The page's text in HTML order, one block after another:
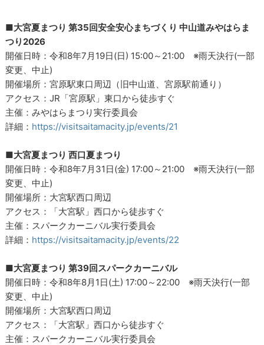
■大宮夏まつり 第35回安全安心まちづくり 中山道みやはらま
つり2026
開催日時：令和8年7月19日(日) 15:00～21:00 ※雨天決行(一部
変更、中止)
開催場所：宮原駅東口周辺（旧中山道、宮原駅前通り）
アクセス：JR「宮原駅」東口から徒歩すぐ
主催：みやはらまつり実行委員会
詳細： https://visitsaitamacity.jp/events/21
■大宮夏まつり 西口夏まつり
開催日時：令和8年7月31日(金) 17:00～21:00 ※雨天決行(一部
変更、中止)
開催場所：大宮駅西口周辺
アクセス：「大宮駅」西口から徒歩すぐ
主催：スパークカーニバル実行委員会
詳細： https://visitsaitamacity.jp/events/22
■大宮夏まつり 第39回スパークカーニバル
開催日時：令和8年8月1日(土) 17:00～22:00 ※雨天決行(一部
変更、中止)
開催場所：大宮駅西口周辺
アクセス：「大宮駅」西口から徒歩すぐ
主催：スパークカーニバル実行委員会